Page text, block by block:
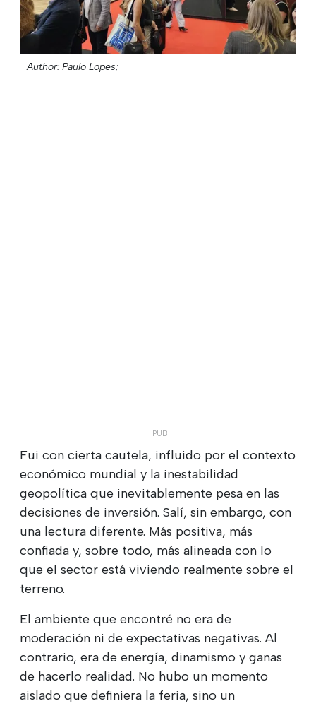
Author: Paulo Lopes;
Fui con cierta cautela, influido por el contexto
económico mundial y la inestabilidad
geopolítica que inevitablemente pesa en las
decisiones de inversión. Salí, sin embargo, con
una lectura diferente. Más positiva, más
confiada y, sobre todo, más alineada con lo
que el sector está viviendo realmente sobre el
terreno.
El ambiente que encontré no era de
moderación ni de expectativas negativas. Al
contrario, era de energía, dinamismo y ganas
de hacerlo realidad. No hubo un momento
aislado que definiera la feria, sino un